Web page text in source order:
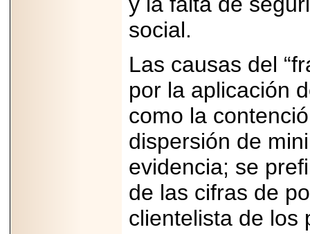
social.
Las causas del
por la aplicación
como la
dispersión de
evidencia; se
de las cifras de
clientelista de los